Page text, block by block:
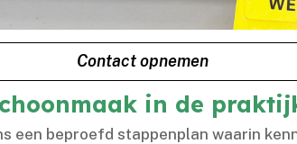
Contact opnemen
in de
een beproefd stappenplan waarin